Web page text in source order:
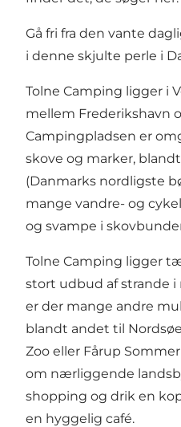
Gå fri fra den vante
i denne skjulte perle i
Tolne Camping ligger i
mellem Frederikshavn
Campingpladsen er
skove og marker,
(Danmarks nordligste
mange vandre- og
og svampe i
Tolne Camping ligger
stort udbud af strande
er der mange andre
blandt andet til
Zoo eller Fårup
om nærliggende
shopping og drik en
en hyggelig café.